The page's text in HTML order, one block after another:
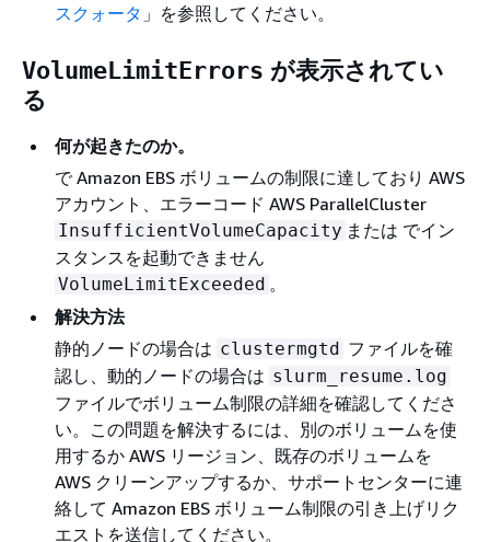
スクォータ 」を参照してください。
VolumeLimitErrors が表示されてい
る
何が起きたのか。
で Amazon EBS ボリュームの制限に達しており AWS
アカウント、エラーコード AWS ParallelCluster
InsufficientVolumeCapacity または でイン
スタンスを起動できません
VolumeLimitExceeded 。
解決方法
静的ノードの場合は clustermgtd ファイルを確
認し、動的ノードの場合は slurm_resume.log
ファイルでボリューム制限の詳細を確認してくださ
い。この問題を解決するには、別のボリュームを使
用するか AWS リージョン、既存のボリュームを
AWS クリーンアップするか、サポートセンターに連
絡して Amazon EBS ボリューム制限の引き上げリク
エストを送信してください。